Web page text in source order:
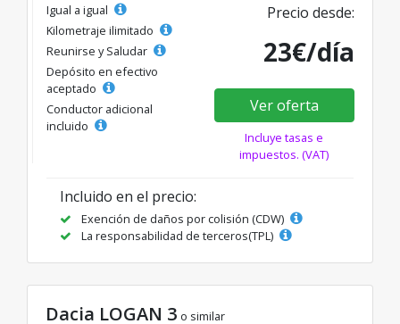
Igual a igual
Kilometraje ilimitado
Reunirse y Saludar
Depósito en efectivo
aceptado
Conductor adicional
incluido
Precio desde:
23€/día
Ver oferta
Incluye tasas e
impuestos. (VAT)
Incluido en el precio:
Exención de daños por colisión (CDW)
La responsabilidad de terceros(TPL)
Dacia LOGAN 3 o similar